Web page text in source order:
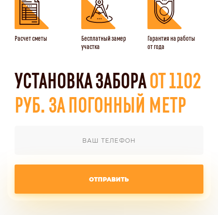
Расчет сметы
Бесплатный замер
участка
Гарантия на работы
от года
УСТАНОВКА ЗАБОРАОТ 1102
РУБ. ЗА ПОГОННЫЙ МЕТР
ОТПРАВИТЬ